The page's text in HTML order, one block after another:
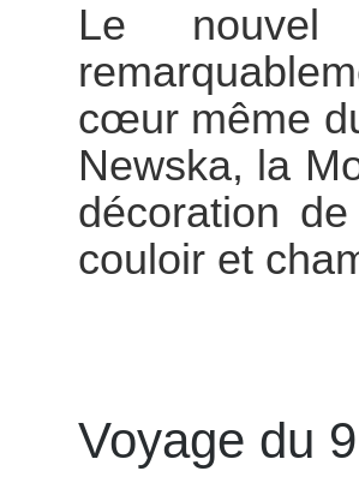
Le nouvel
cœur même
Newska, la
décoration
couloir et
Voyage du